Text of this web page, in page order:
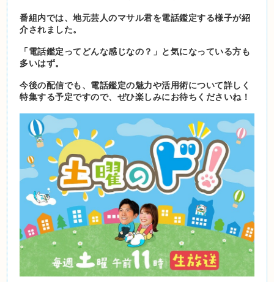
番組内では、地元芸人のマサル君を電話鑑定する様子が紹
介されました。
「電話鑑定ってどんな感じなの？」と気になっている方も
多いはず。
今後の配信でも、電話鑑定の魅力や活用術について詳しく
特集する予定ですので、ぜひ楽しみにお待ちくださいね！